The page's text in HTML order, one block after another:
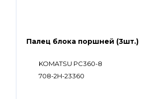
Палец блока поршней (3шт.)
KOMATSU PC360-8
708-2H-23360